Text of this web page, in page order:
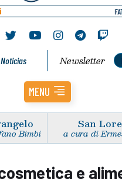
Noticias Newsletter
MENU
Bimbi
San
a cura di
e